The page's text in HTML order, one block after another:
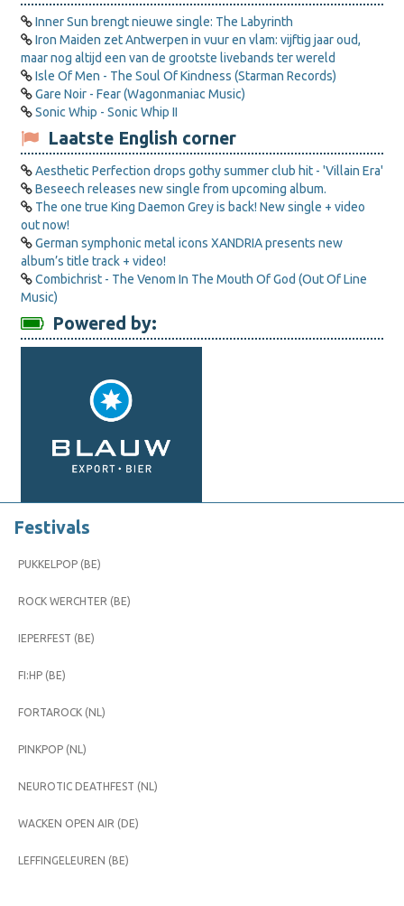
Inner Sun brengt nieuwe single: The Labyrinth
Iron Maiden zet Antwerpen in vuur en vlam: vijftig jaar oud,
maar nog altijd een van de grootste livebands ter wereld
Isle Of Men - The Soul Of Kindness (Starman Records)
Gare Noir - Fear (Wagonmaniac Music)
Sonic Whip - Sonic Whip II
Laatste English corner
Aesthetic Perfection drops gothy summer club hit - 'Villain Era'
Beseech releases new single from upcoming album.
The one true King Daemon Grey is back! New single + video
out now!
German symphonic metal icons XANDRIA presents new
album’s title track + video!
Combichrist - The Venom In The Mouth Of God (Out Of Line
Music)
Powered by:
Festivals
PUKKELPOP (BE)
ROCK WERCHTER (BE)
IEPERFEST (BE)
FI:HP (BE)
FORTAROCK (NL)
PINKPOP (NL)
NEUROTIC DEATHFEST (NL)
WACKEN OPEN AIR (DE)
LEFFINGELEUREN (BE)